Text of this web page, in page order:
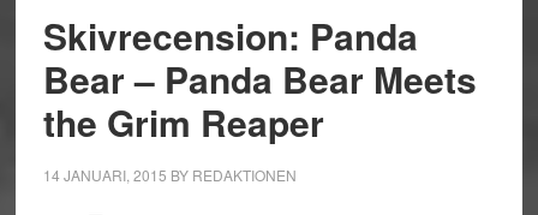
Skivrecension: Panda
Bear – Panda Bear Meets
the Grim Reaper
14 JANUARI, 2015 BY REDAKTIONEN